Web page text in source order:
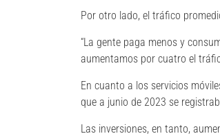
Por otro lado, el tráfico
“La gente paga menos y
aumentamos por cuatro el
En cuanto a los servicios
que a junio de 2023 se
Las inversiones, en tanto,